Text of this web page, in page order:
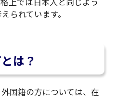
られています。
は？
国籍の方については、在